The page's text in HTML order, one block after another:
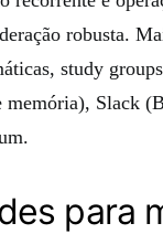
robusta.
study
Slack
para